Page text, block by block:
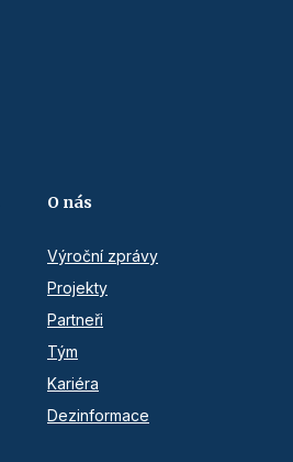
O nás
Výroční zprávy
Projekty
Partneři
Tým
Kariéra
Dezinformace